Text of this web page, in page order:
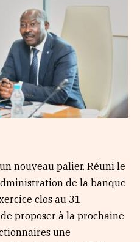
nouveau palier. Réuni le
de la banque
clos au 31
proposer à la prochaine
une